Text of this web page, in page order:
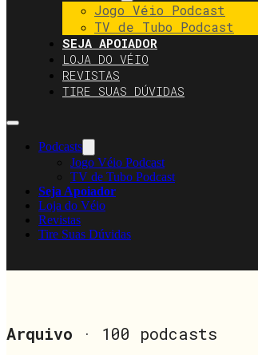
Jogo Véio Podcast
TV de Tubo Podcast
SEJA APOIADOR
LOJA DO VÉIO
REVISTAS
TIRE SUAS DÚVIDAS
Podcasts
Jogo Véio Podcast
TV de Tubo Podcast
Seja Apoiador
Loja do Véio
Revistas
Tire Suas Dúvidas
Arquivo · 100 podcasts